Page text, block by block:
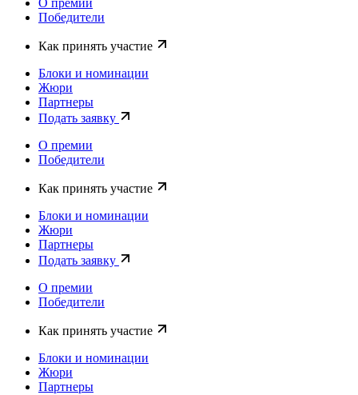
О премии
Победители
Как принять участие
Блоки и номинации
Жюри
Партнеры
Подать заявку
О премии
Победители
Как принять участие
Блоки и номинации
Жюри
Партнеры
Подать заявку
О премии
Победители
Как принять участие
Блоки и номинации
Жюри
Партнеры